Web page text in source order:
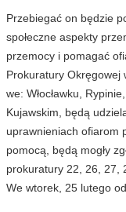
Przebiegać on będzie
społeczne aspekty
przemocy i pomagać
Prokuratury Okręgowej
we: Włocławku,
Kujawskim, będą
uprawnieniach ofiarom
pomocą, będą mogły
prokuratury 22, 26, 27,
We wtorek, 25 lutego